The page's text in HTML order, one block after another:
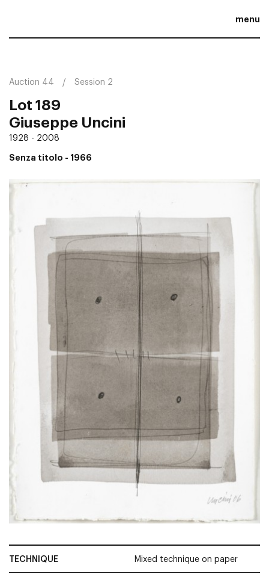
menu
Auction 44 Session 2
Lot 189
Giuseppe Uncini
1928 - 2008
Senza titolo - 1966
TECHNIQUE Mixed technique on paper